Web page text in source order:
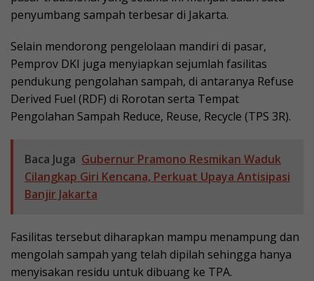
penyumbang sampah terbesar di Jakarta.
Selain mendorong pengelolaan mandiri di pasar,
Pemprov DKI juga menyiapkan sejumlah fasilitas
pendukung pengolahan sampah, di antaranya Refuse
Derived Fuel (RDF) di Rorotan serta Tempat
Pengolahan Sampah Reduce, Reuse, Recycle (TPS 3R).
Baca Juga Gubernur Pramono Resmikan Waduk
Cilangkap Giri Kencana, Perkuat Upaya Antisipasi
Banjir Jakarta
Fasilitas tersebut diharapkan mampu menampung dan
mengolah sampah yang telah dipilah sehingga hanya
menyisakan residu untuk dibuang ke TPA.